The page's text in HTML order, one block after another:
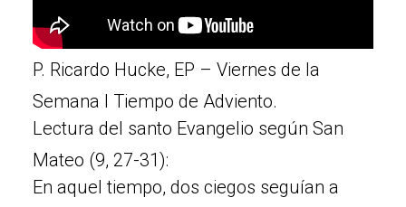
P. Ricardo Hucke, EP – Viernes de la
Semana I Tiempo de Adviento.
Lectura del santo Evangelio según San
Mateo (9, 27-31):
En aquel tiempo, dos ciegos seguían a